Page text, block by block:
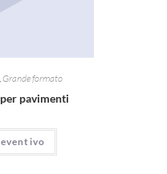
, Grande formato
pavimenti